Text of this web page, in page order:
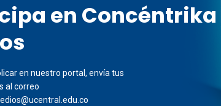
en Concéntrika
en nuestro portal, envía tus
al correo